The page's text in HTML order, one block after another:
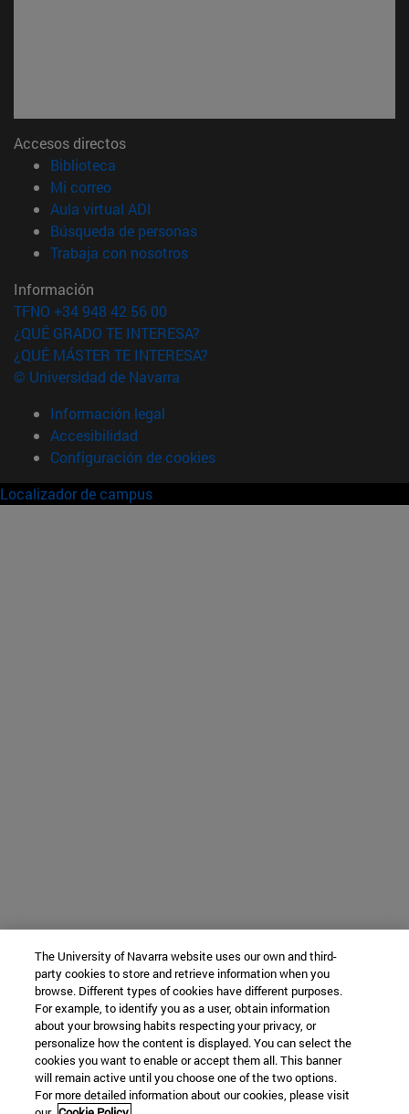
Accesos directos
Biblioteca
Mi correo(abre en nueva ventana)
Aula virtual ADI
Búsqueda de personas(abre en nueva ventana)
Trabaja con nosotros(abre en nueva ventana)
Información
TFNO +34 948 42 56 00
¿QUÉ GRADO TE INTERESA?
¿QUÉ MÁSTER TE INTERESA?
© Universidad de Navarra
Información legal
Accesibilidad
Configuración de cookies
Localizador de campus
The University of Navarra website uses our own and third-
party cookies to store and retrieve information when you
browse. Different types of cookies have different purposes.
For example, to identify you as a user, obtain information
about your browsing habits respecting your privacy, or
personalize how the content is displayed. You can select the
cookies you want to enable or accept them all. This banner
will remain active until you choose one of the two options.
For more detailed information about our cookies, please visit